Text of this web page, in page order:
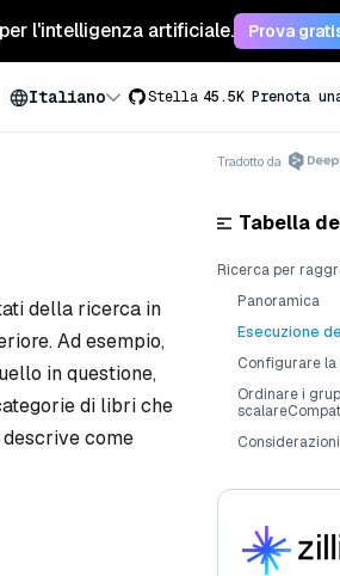
l'intelligenza artificiale. Prova
Italiano Stella 45.5K Prenota
della ricerca in
Ad esempio,
in questione,
di libri che
come
Tradotto da
Tabella
Ricerca per
Panoramica
Esecuzione
Configurare
Ordinare i
Considerazioni